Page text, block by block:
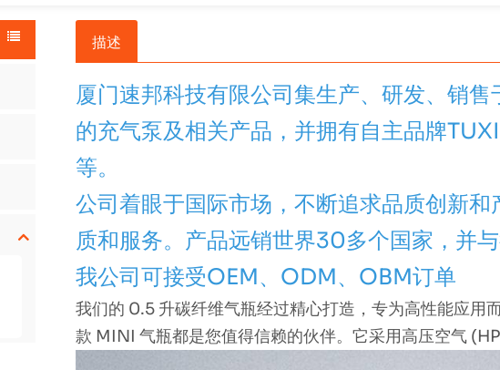
描述
厦门速邦科技有限公司集生产、研发、销
的充气泵及相关产品，并拥有自主品牌
等。
公司着眼于国际市场，不断追求品质创新
质和服务。产品远销世界30多个国家，并
我公司可接受OEM、ODM、OBM订单
我们的 0.5 升碳纤维气瓶经过精心打造，专为高性能应用
款 MINI 气​​瓶都是您值得信赖的伙伴。它采用高压空气